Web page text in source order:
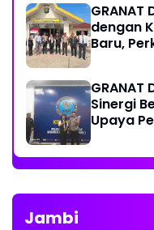
GRANAT
dengan
Baru,
GRANAT
Sinergi
Upaya
Jambi